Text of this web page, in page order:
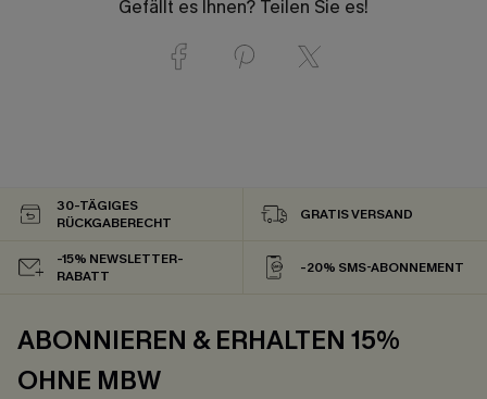
Gefällt es Ihnen? Teilen Sie es!
30-TÄGIGES
RÜCKGABERECHT
GRATIS VERSAND
-15% NEWSLETTER-
RABATT
-20% SMS-ABONNEMENT
ABONNIEREN & ERHALTEN 15%
OHNE MBW